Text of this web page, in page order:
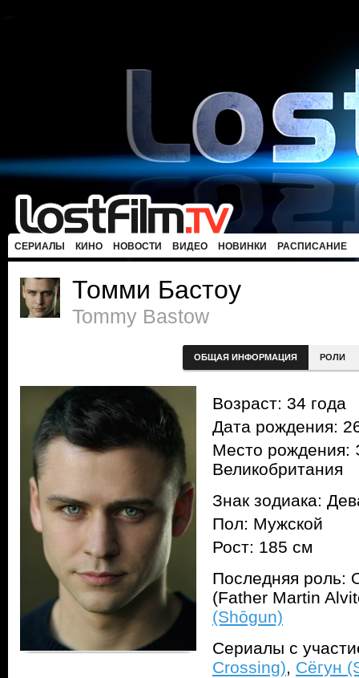
СЕРИАЛЫ КИНО НОВОСТИ ВИДЕО НОВИНКИ РАСПИСАНИЕ
Томми Бастоу
Tommy Bastow
ОБЩАЯ ИНФОРМАЦИЯ РОЛИ
Возраст: 34 года
Дата рождения:
Место рождения:
Великобритания
Знак зодиака:
Пол: Мужской
Рост: 185 см
Последняя роль:
(Father Martin
(Shōgun)
Сериалы с
Crossing), Сёгун